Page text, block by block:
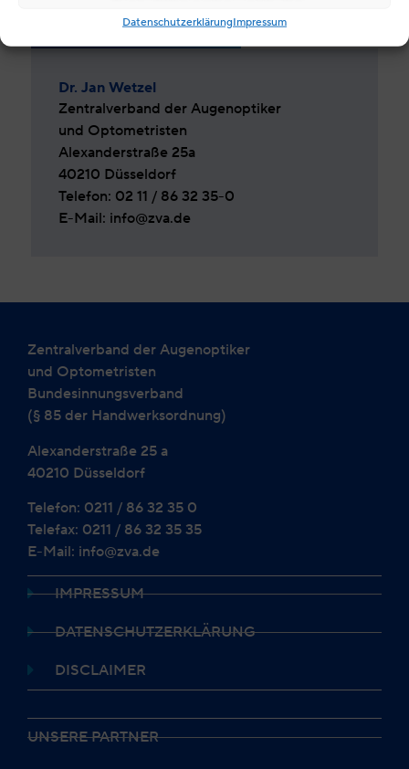
DatenschutzerklärungImpressum
ANSPRECHPARTNER
Dr. Jan Wetzel
Zentralverband der Augenoptiker
und Optometristen
Alexanderstraße 25a
40210 Düsseldorf
Telefon: 02 11 / 86 32 35-0
E-Mail: info@zva.de
Zentralverband der Augenoptiker
und Optometristen
Bundesinnungsverband
(§ 85 der Handwerksordnung)
Alexanderstraße 25 a
40210 Düsseldorf
Telefon: 0211 / 86 32 35 0
Telefax: 0211 / 86 32 35 35
E-Mail: info@zva.de
IMPRESSUM
DATENSCHUTZERKLÄRUNG
DISCLAIMER
UNSERE PARTNER